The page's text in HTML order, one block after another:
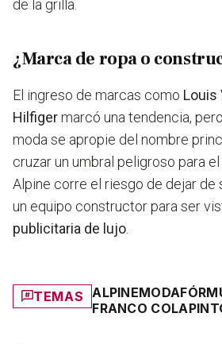
de la grilla.
¿Marca de ropa o
El ingreso de marcas como Louis
Hilfigermarcó una tendencia,
moda se apropie del nombre
cruzar un umbral peligroso para
Alpine corre el riesgo de dejar
un equipo constructor para ser
publicitaria de lujo
TEMAS ALPINEMODA
FRANCO